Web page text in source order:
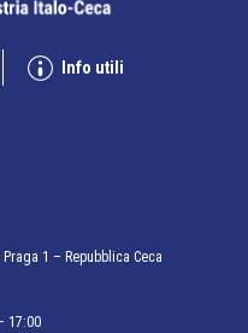
Info utili
1 – Repubblica Ceca
17:00